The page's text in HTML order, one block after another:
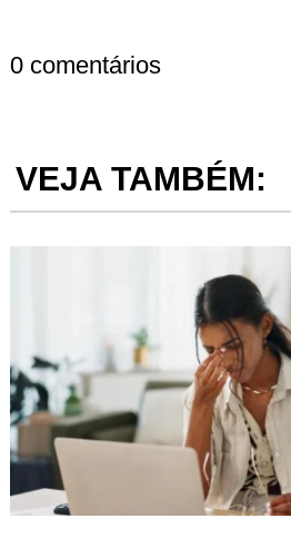
0 comentários
VEJA TAMBÉM: